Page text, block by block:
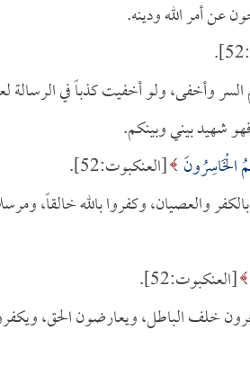
عن أمر الله ودينه.
وأخفى، ولو أخفيت كذباً في الرسالة
شهيد بيني وبينكم.
الْخَاسِرُونَ [العنكبوت:52].
والعصيان، وكفروا بالله خالقاً،
[العنكبوت:52].
خلف الباطل، ويعارضون الحق،